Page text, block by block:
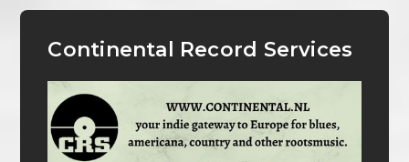
Continental Record Services